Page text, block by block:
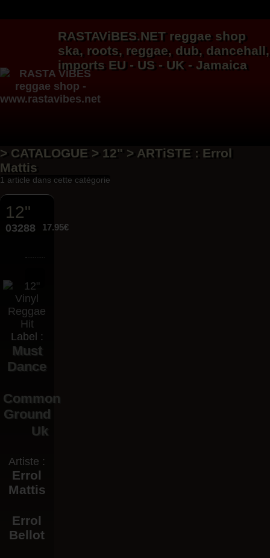
RASTAViBES.NET reggae shop
ska, roots, reggae, dub, dancehall,
imports EU - US - UK - Jamaica
> CATALOGUE > 12" > ARTiSTE : Errol
Mattis
1 article dans cette catégorie
12"
03288 17.95€
Label :
Must
Dance
Common
Ground
Uk
Artiste :
Errol
Mattis
Errol
Bellot